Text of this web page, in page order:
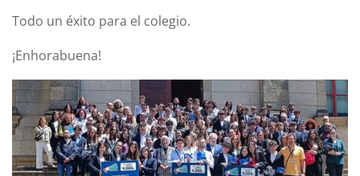
Todo un éxito para el colegio.
¡Enhorabuena!